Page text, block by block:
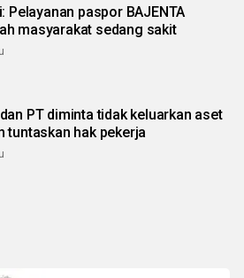
Pelayanan paspor BAJENTA
masyarakat sedang sakit
PT diminta tidak keluarkan aset
tuntaskan hak pekerja